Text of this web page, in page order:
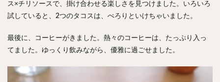
ス×チリソースで、掛け合わせる楽しさを見つけました。いろいろ
試していると、2つのタコスは、ぺろりといけちゃいました。
最後に、コーヒーがきました。熱々のコーヒーは、たっぷり入っ
てました。ゆっくり飲みながら、優雅に過ごせました。